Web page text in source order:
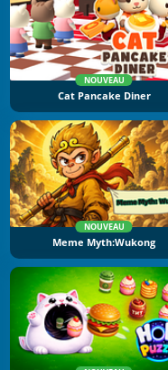
NOUVEAU
Cat Pancake Diner
NOUVEAU
Meme Myth:Wukong